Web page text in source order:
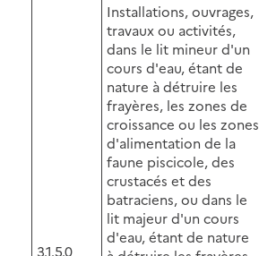
3.1.5.0
Installations, ouvrages,
travaux ou activités,
dans le lit mineur d'un
cours d'eau, étant de
nature à détruire les
frayères, les zones de
croissance ou les zones
d'alimentation de la
faune piscicole, des
crustacés et des
batraciens, ou dans le
lit majeur d'un cours
d'eau, étant de nature